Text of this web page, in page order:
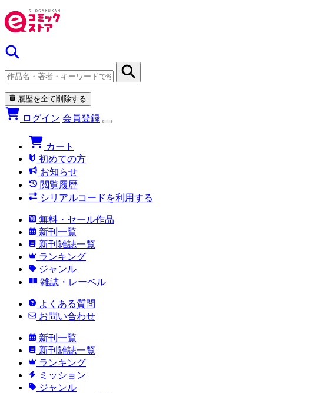
履歴を全て削除する
ログイン 会員登録
カート
初めての方
お知らせ
閲覧履歴
シリアルコードを利用する
無料・セール作品
新刊一覧
新刊雑誌一覧
ランキング
ジャンル
雑誌・レーベル
よくある質問
お問い合わせ
新刊一覧
新刊雑誌一覧
ランキング
ミッション
ジャンル